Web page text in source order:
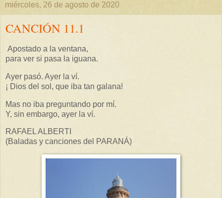
miércoles, 26 de agosto de 2020
CANCIÓN 11.1
Apostado a la ventana,
para ver si pasa la iguana.
Ayer pasó. Ayer la ví.
¡ Dios del sol, que iba tan galana!
Mas no iba preguntando por mí.
Y, sin embargo, ayer la ví.
RAFAEL ALBERTI
(Baladas y canciones del PARANÁ)